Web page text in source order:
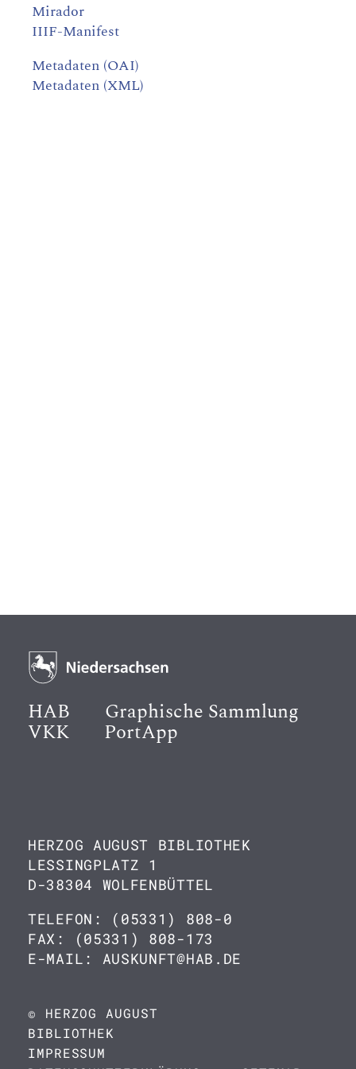
Mirador
IIIF-Manifest
Metadaten (OAI)
Metadaten (XML)
HAB Graphische Sammlung
VKK PortApp
HERZOG AUGUST BIBLIOTHEK
LESSINGPLATZ 1
D-38304 WOLFENBÜTTEL
TELEFON: (05331) 808-0
FAX: (05331) 808-173
E-MAIL: AUSKUNFT@HAB.DE
© HERZOG AUGUST
BIBLIOTHEK
IMPRESSUM